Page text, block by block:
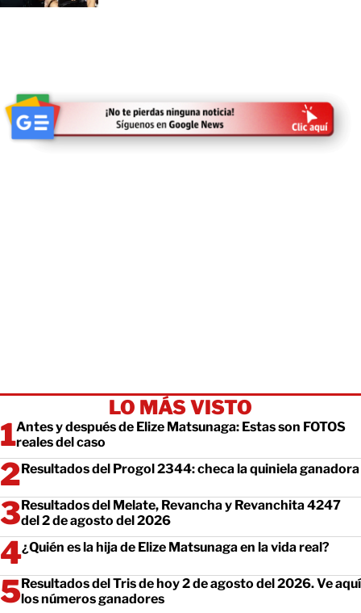
LO MÁS VISTO
Antes y después de Elize Matsunaga: Estas son FOTOS
reales del caso
Resultados del Progol 2344: checa la quiniela ganadora
Resultados del Melate, Revancha y Revanchita 4247
del 2 de agosto del 2026
¿Quién es la hija de Elize Matsunaga en la vida real?
Resultados del Tris de hoy 2 de agosto del 2026. Ve aquí
los números ganadores